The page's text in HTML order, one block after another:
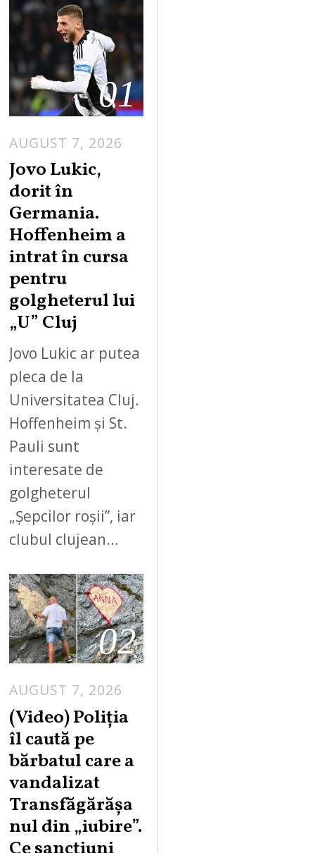
01
AUGUST 7, 2026
Jovo Lukic,
dorit în
Germania.
Hoffenheim a
intrat în cursa
pentru
golgheterul lui
„U” Cluj
Jovo Lukic ar putea
pleca de la
Universitatea Cluj.
Hoffenheim și St.
Pauli sunt
interesate de
golgheterul
„Șepcilor roșii”, iar
clubul clujean…
02
AUGUST 7, 2026
G
S
7
,
(Video) Poliția
îl caută pe
bărbatul care a
vandalizat
Transfăgărășa
nul din „iubire”.